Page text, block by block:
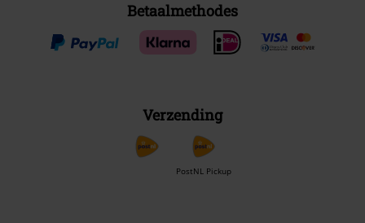
Betaalmethodes
Verzending
PostNL Pickup